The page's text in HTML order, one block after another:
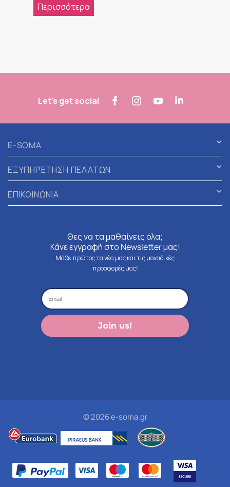
Περισσότερα
Let's get social
E-SOMA
ΕΞΥΠΗΡΕΤΗΣΗ ΠΕΛΑΤΩΝ
ΕΠΙΚΟΙΝΩΝΙΑ
Θες να τα μαθαίνεις όλα;
Κάνε εγγραφή στο Newsletter μας!
Μάθε πρώτος τα νέα μας και τις μοναδικές
προσφορές μας!
Join us!
© 2026 e-soma.gr